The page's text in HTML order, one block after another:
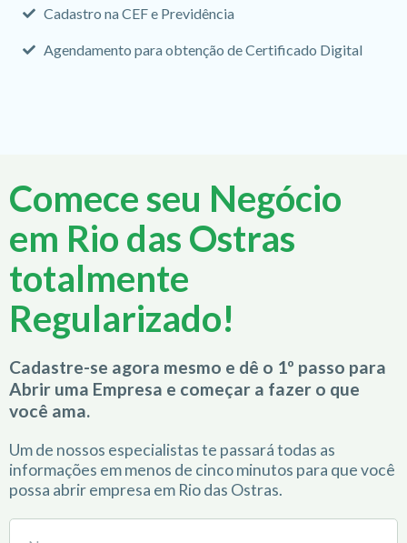
Cadastro na CEF e Previdência
Agendamento para obtenção de Certificado Digital
Comece seu Negócio
em Rio das Ostras
totalmente
Regularizado!
Cadastre-se agora mesmo e dê o 1º passo para
Abrir uma Empresa e começar a fazer o que
você ama.
Um de nossos especialistas te passará todas as
informações em menos de cinco minutos para que você
possa abrir empresa em Rio das Ostras.